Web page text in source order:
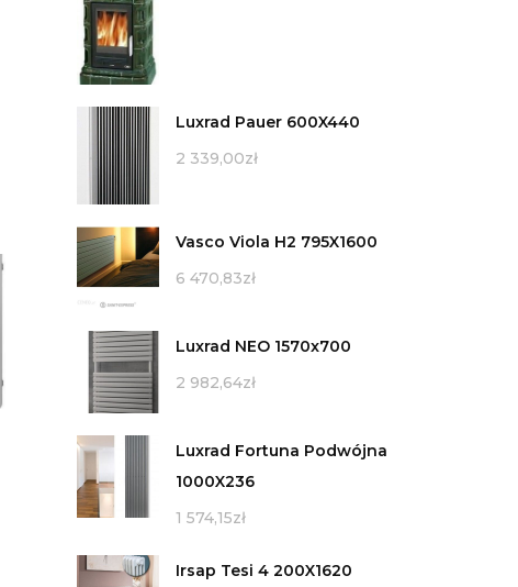
Luxrad Pauer 600X440
2 339,00zł
Vasco Viola H2 795X1600
6 470,83zł
Luxrad NEO 1570x700
2 982,64zł
Luxrad Fortuna Podwójna
1000X236
1 574,15zł
Irsap Tesi 4 200X1620